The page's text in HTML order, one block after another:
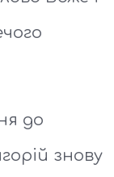
до
знову